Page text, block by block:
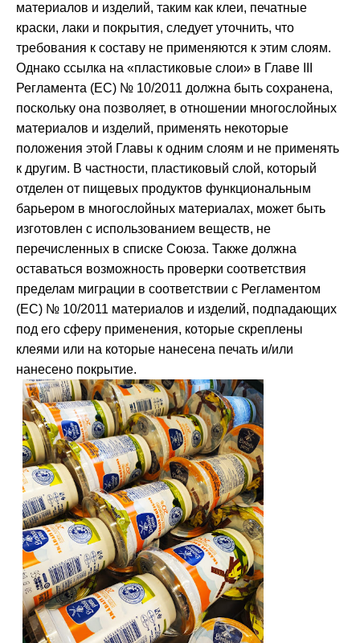
материалов и изделий, таким как клеи, печатные
краски, лаки и покрытия, следует уточнить, что
требования к составу не применяются к этим слоям.
Однако ссылка на «пластиковые слои» в Главе III
Регламента (ЕС) № 10/2011 должна быть сохранена,
поскольку она позволяет, в отношении многослойных
материалов и изделий, применять некоторые
положения этой Главы к одним слоям и не применять
к другим. В частности, пластиковый слой, который
отделен от пищевых продуктов функциональным
барьером в многослойных материалах, может быть
изготовлен с использованием веществ, не
перечисленных в списке Союза. Также должна
оставаться возможность проверки соответствия
пределам миграции в соответствии с Регламентом
(ЕС) № 10/2011 материалов и изделий, подпадающих
под его сферу применения, которые скреплены
клеями или на которые нанесена печать и/или
нанесено покрытие.